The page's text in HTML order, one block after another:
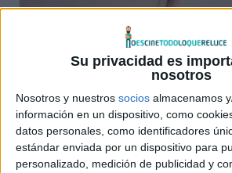
Su privacidad es
nosotros
Nosotros y nuestros socios almacenamos
información en un dispositivo, como
datos personales, como identificadores
estándar enviada por un dispositivo para
personalizado, medición de publicidad y